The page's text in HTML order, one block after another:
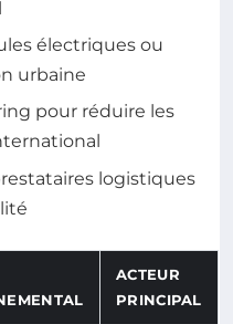
électriques ou
urbaine
pour réduire les
logistiques
ACTEUR
PRINCIPAL